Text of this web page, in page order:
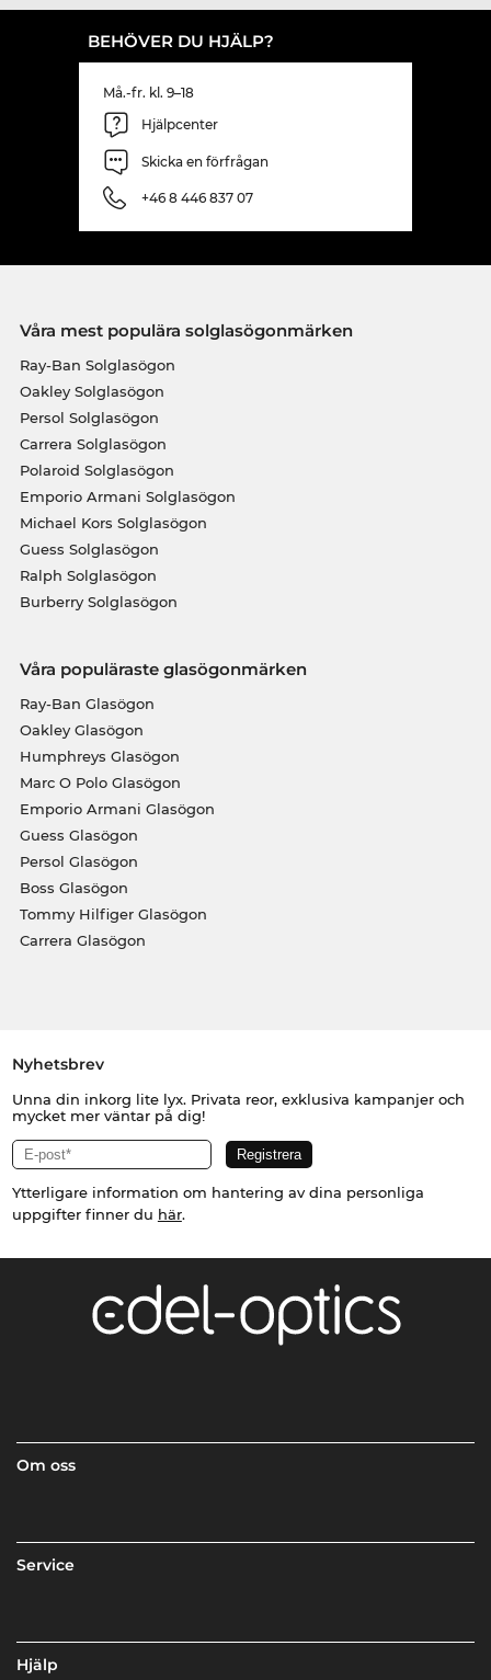
BEHÖVER DU HJÄLP?
Må.-fr. kl. 9–18
Hjälpcenter
Skicka en förfrågan
+46 8 446 837 07
Våra mest populära solglasögonmärken
Ray-Ban Solglasögon
Oakley Solglasögon
Persol Solglasögon
Carrera Solglasögon
Polaroid Solglasögon
Emporio Armani Solglasögon
Michael Kors Solglasögon
Guess Solglasögon
Ralph Solglasögon
Burberry Solglasögon
Våra populäraste glasögonmärken
Ray-Ban Glasögon
Oakley Glasögon
Humphreys Glasögon
Marc O Polo Glasögon
Emporio Armani Glasögon
Guess Glasögon
Persol Glasögon
Boss Glasögon
Tommy Hilfiger Glasögon
Carrera Glasögon
Nyhetsbrev
Unna din inkorg lite lyx. Privata reor, exklusiva kampanjer och
mycket mer väntar på dig!
Ytterligare information om hantering av dina personliga
uppgifter finner du här.
Om oss
Service
Hjälp